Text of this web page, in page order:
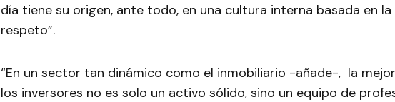
día tiene su origen, ante todo, en una cultura interna basada en
respeto”.
“En un sector tan dinámico como el inmobiliario -añade-, la
los inversores no es solo un activo sólido, sino un equipo de